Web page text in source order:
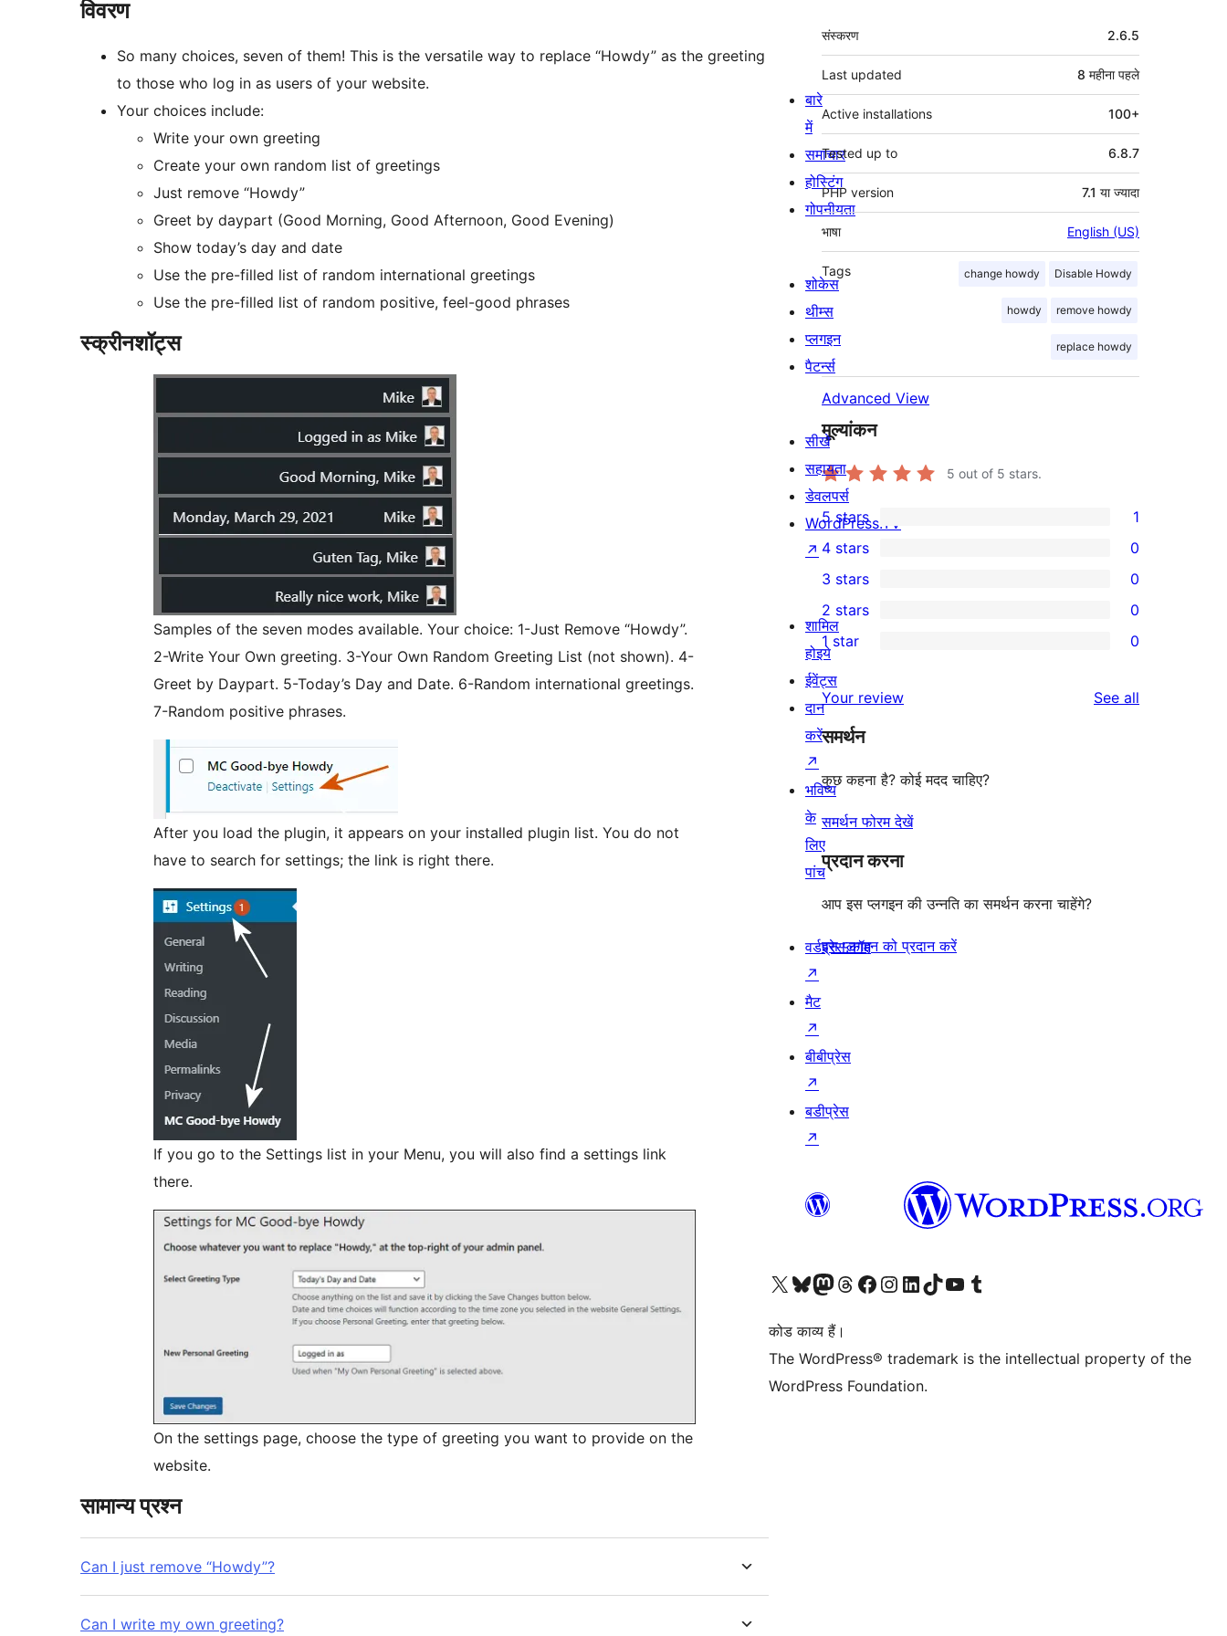
विवरण
So many choices, seven of them! This is the versatile way to replace “Howdy” as the greeting
to those who log in as users of your website.
Your choices include:
Write your own greeting
Create your own random list of greetings
Just remove “Howdy”
Greet by daypart (Good Morning, Good Afternoon, Good Evening)
Show today’s day and date
Use the pre-filled list of random international greetings
Use the pre-filled list of random positive, feel-good phrases
स्क्रीनशॉट्स
Samples of the seven modes available. Your choice: 1-Just Remove “Howdy”.
2-Write Your Own greeting. 3-Your Own Random Greeting List (not shown). 4-
Greet by Daypart. 5-Today’s Day and Date. 6-Random international greetings.
7-Random positive phrases.
After you load the plugin, it appears on your installed plugin list. You do not
have to search for settings; the link is right there.
If you go to the Settings list in your Menu, you will also find a settings link
there.
On the settings page, choose the type of greeting you want to provide on the
website.
सामान्य प्रश्न
Can I just remove “Howdy”?
Can I write my own greeting?
मेटा
संस्करण 2.6.5
Last updated 8 महीनापहले
Active installations 100+
Tested up to 6.8.7
PHP version 7.1 या ज्यादा
भाषा English (US)
Tags change howdy Disable Howdy
howdy remove howdy
replace howdy
Advanced View
मूल्यांकन
5 out of 5 stars.
1
5-
star
review
5 stars 1
4-
star
reviews
4 stars 0
0
3-
star
reviews
3 stars 0
0
2-
star
reviews
2 stars 0
0
1-
star
reviews
1 star 0
Your review See all
समर्थन
कुछ कहना है? कोई मदद चाहिए?
समर्थन फोरम देखें
प्रदान करना
आप इस प्लगइन की उन्नति का समर्थन करना चाहेंगे?
इस प्लगइन को प्रदान करें
बारे
में
समाचार
होस्टिंग
गोपनीयता
शोकेस
थीम्स
प्लगइन
पैटर्न्स
सीखे
सहायता
डेवलपर्स
WordPress.TV
↗
शामिल
होइये
ईवेंट्स
दान
करें
↗
भविष्य
के
लिए
पांच
वर्डप्रेस.कॉम
↗
मैट
↗
बीबीप्रेस
↗
बडीप्रेस
↗
Visit our X (formerly Twitter) account
हमारे बलुस्की खाते पर जाएँVisit our Mastodon account
हमारे थ्रेड्स अकाउंट पर जाएंहमारे फेसबुक पेज पर जाएँहमारे इंस्टाग्राम अकाउंट पर जाएंहमारे लिंक्डइन खाते पर जाएँहमारे टिकटॉक खाते पर जाएँहमारे यूट्यूब चैनल पर जाएंहमारे Tumblr खाते पर जाएँ
कोड काव्य हैं।
The WordPress® trademark is the intellectual property of the
WordPress Foundation.